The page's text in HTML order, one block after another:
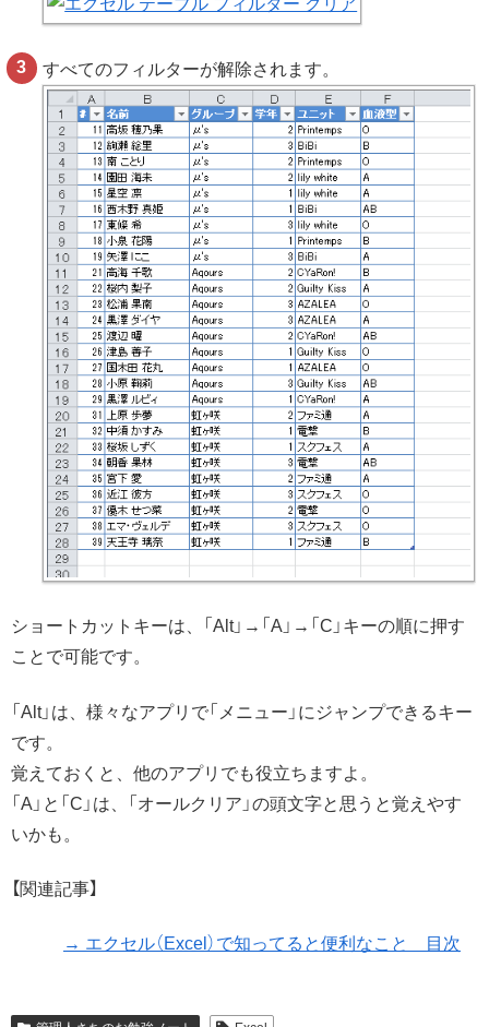
すべてのフィルターが解除されます。
ショートカットキーは、「Alt」→「A」→「C」キーの順に押す
ことで可能です。
「Alt」は、様々なアプリで「メニュー」にジャンプできるキー
です。
覚えておくと、他のアプリでも役立ちますよ。
「A」と「C」は、「オールクリア」の頭文字と思うと覚えやす
いかも。
【関連記事】
→ エクセル（Excel）で知ってると便利なこと 目次